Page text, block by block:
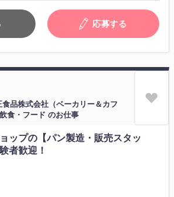
応募する
品株式会社（ベーカリー＆カフ
食・フード のお仕事
ップの【パン製造・販売スタッ
者歓迎！